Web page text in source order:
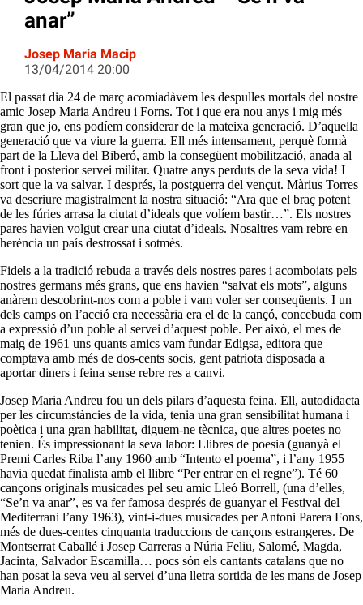
anar”
Josep Maria Macip
13/04/2014 20:00
El passat dia 24 de març acomiadàvem les despulles mortals del nostre
amic Josep Maria Andreu i Forns. Tot i que era nou anys i mig més
gran que jo, ens podíem considerar de la mateixa generació. D’aquella
generació que va viure la guerra. Ell més intensament, perquè formà
part de la Lleva del Biberó, amb la consegüent mobilització, anada al
front i posterior servei militar. Quatre anys perduts de la seva vida! I
sort que la va salvar. I després, la postguerra del vençut. Màrius Torres
va descriure magistralment la nostra situació: “Ara que el braç potent
de les fúries arrasa la ciutat d’ideals que volíem bastir…”. Els nostres
pares havien volgut crear una ciutat d’ideals. Nosaltres vam rebre en
herència un país destrossat i sotmès.
Fidels a la tradició rebuda a través dels nostres pares i acomboiats pels
nostres germans més grans, que ens havien “salvat els mots”, alguns
anàrem descobrint-nos com a poble i vam voler ser conseqüents. I un
dels camps on l’acció era necessària era el de la cançó, concebuda com
a expressió d’un poble al servei d’aquest poble. Per això, el mes de
maig de 1961 uns quants amics vam fundar Edigsa, editora que
comptava amb més de dos-cents socis, gent patriota disposada a
aportar diners i feina sense rebre res a canvi.
Josep Maria Andreu fou un dels pilars d’aquesta feina. Ell, autodidacta
per les circumstàncies de la vida, tenia una gran sensibilitat humana i
poètica i una gran habilitat, diguem-ne tècnica, que altres poetes no
tenien. És impressionant la seva labor: Llibres de poesia (guanyà el
Premi Carles Riba l’any 1960 amb “Intento el poema”, i l’any 1955
havia quedat finalista amb el llibre “Per entrar en el regne”). Té 60
cançons originals musicades pel seu amic Lleó Borrell, (una d’elles,
“Se’n va anar”, es va fer famosa després de guanyar el Festival del
Mediterrani l’any 1963), vint-i-dues musicades per Antoni Parera Fons,
més de dues-centes cinquanta traduccions de cançons estrangeres. De
Montserrat Caballé i Josep Carreras a Núria Feliu, Salomé, Magda,
Jacinta, Salvador Escamilla… pocs són els cantants catalans que no
han posat la seva veu al servei d’una lletra sortida de les mans de Josep
Maria Andreu.